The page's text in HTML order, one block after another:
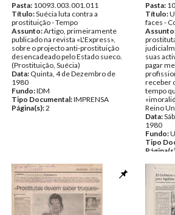
Pasta: 10093.003.001.011
Título:Suécia luta contra a
prostituição - Tempo
Assunto:Artigo, primeiramente
publicado na revista «L'Express»,
sobre o projecto anti-prostituição
desencadeado pelo Estado sueco.
(Prostituição, Suécia)
Data: Quinta, 4 de Dezembro de
1980
Fundo:IDM
Tipo Documental:IMPRENSA
Página(s):2
Pasta:
Título:
faces -
suas
pagar
receber
tempo
Reino
Data:
1980
Fundo:
Tipo